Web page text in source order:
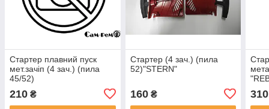
Стартер плавний пуск
мет.зачіп (4 зач.) (пила
45/52)
210 ₴
Стартер (4 зач.) (пила
52)"STERN"
160₴ 310